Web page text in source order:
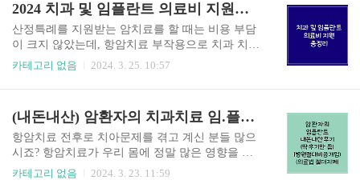
다. 연애남매 남자 출연진 연애남매 남자 출연진 용
우 연애남매 출연자 용우의 직업은 미국 파일럿이
라고 합니다. 나이는 32세이며 185cm의 훤칠한 키
와 비주얼로 시청자들의 관심을 받고 있습니다. 연
애남매 남자 출연자 정섭 연애남매 출연자 정섭의
고 합니다. 연애남매 남자 출연자 철현 연애남매 남
자출연자 박철현의 직업은 광고 모델이라고..
2024 치과 및 임플란트 의료비 지원금 신청방법 총정리
산정특례를 지원받는 암치료를 할 때는 비용 부담
이 크지 않았는데, 항암치료 부작용으로 치과 치료
를 받다보니 의료비 부담이 상당했습니다. 실비에
건보 급여 지원 (본인부담률 30%) 틀니 급여적용 :
만65세 이상인 분들은 7년에 1회씩 급여 지원이 가
능하다고 합니다. 완전틀니 : 치아가 전혀 없으신
어르신을 대상으로 레진상 금속상 완전틀니 중 하
나를 선택하여 급여를 받으실 수 있다고 합니다. 부
카테고리 없음 2024. 3. 25. 10:57
(내돈내산) 암환자의 치과치료 임.플란트 1차 및 2차 후기
항암치료 전후로 치아문제를 겪고 계신 분들 많으
시죠? 항암치료가 우리 몸에 정말 많은 영향을 주
는데, 그중에서도 치아에 영향을 엄청 주는 것 같아
카테고리 없음 2024. 3. 23. 11:59